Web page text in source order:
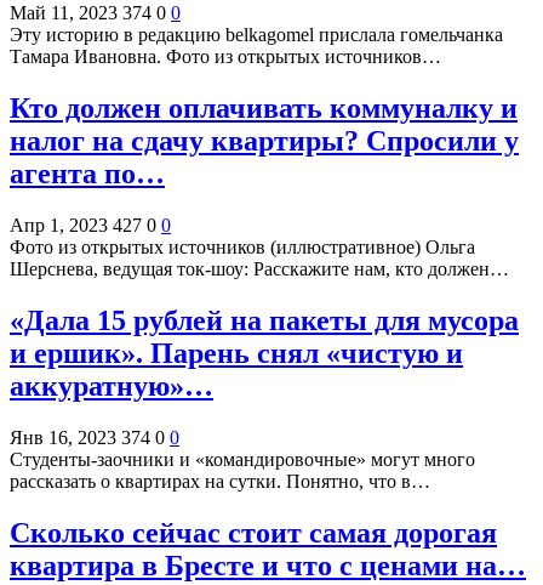
Май 11, 2023 374 0 0
Эту историю в редакцию belkagomel прислала гомельчанка
Тамара Ивановна. Фото из открытых источников…
Кто должен оплачивать коммуналку и
налог на сдачу квартиры? Спросили у
агента по…
Апр 1, 2023 427 0 0
Фото из открытых источников (иллюстративное) Ольга
Шерснева, ведущая ток-шоу: Расскажите нам, кто должен…
«Дала 15 рублей на пакеты для мусора
и ершик». Парень снял «чистую и
аккуратную»…
Янв 16, 2023 374 0 0
Студенты-заочники и «командировочные» могут много
рассказать о квартирах на сутки. Понятно, что в…
Сколько сейчас стоит самая дорогая
квартира в Бресте и что с ценами на…